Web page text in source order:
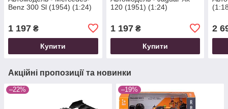
Benz 300 Sl (1954) (1:24)
1 197 ₴
Купити
120 (1951) (1:24)
1 197₴
Купити
2
Акційні пропозиції та новинки
–22% –19%